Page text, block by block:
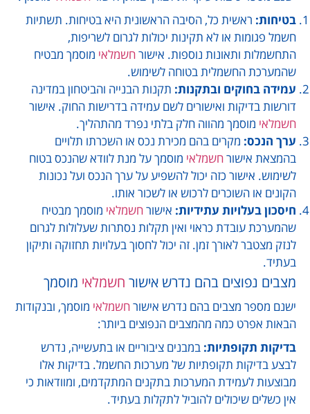
בטיחות:ראשית כל, הסיבה הראשונית היא בטיחות. תשתיות
חשמל פגומות או לא תקינות יכולות לגרום לשריפות,
התחשמלות ותאונות נוספות. אישורחשמלאימוסמך מבטיח
שהמערכת החשמלית בטוחה לשימוש.
עמידה בחוקים ובתקנות:תקנות הבנייה והביטחון במדינה
דורשות בדיקות ואישורים לשם עמידה בדרישות החוק. אישור
חשמלאימוסמך מהווה חלק בלתי נפרד מהתהליך.
ערך הנכס:מקרים בהם מכירת נכס או השכרתו תלויים
בהמצאת אישורחשמלאימוסמך על מנת לוודא שהנכס בטוח
לשימוש. אישור כזה יכול להשפיע על ערך הנכס ועל נכונות
הקונים או השוכרים לרכוש או לשכור אותו.
חיסכון בעלויות עתידיות:אישורחשמלאימוסמך מבטיח
שהמערכת עובדת כראוי ואין תקלות נסתרות שעלולות לגרום
לנזק מצטבר לאורך זמן. זה יכול לחסוך בעלויות תחזוקה ותיקון
בעתיד.
מצבים נפוצים בהם נדרש אישור חשמלאימוסמך
ישנם מספר מצבים בהם נדרש אישורחשמלאימוסמך, ובנקודות
הבאות אפרט כמה מהמצבים הנפוצים ביותר:
בדיקות תקופתיות:במבנים ציבוריים או בתעשייה, נדרש
לבצע בדיקות תקופתיות של מערכות החשמל. בדיקות אלו
מבוצעות לעמידת המערכות בתקנים המתקדמים, ומוודאות כי
אין כשלים שיכולים להוביל לתקלות בעתיד.